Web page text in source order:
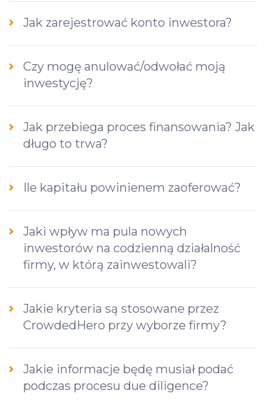
Jak zarejestrować konto inwestora?
Czy mogę anulować/odwołać moją
inwestycję?
Jak przebiega proces finansowania? Jak
długo to trwa?
Ile kapitału powinienem zaoferować?
Jaki wpływ ma pula nowych
inwestorów na codzienną działalność
firmy, w którą zainwestowali?
Jakie kryteria są stosowane przez
CrowdedHero przy wyborze firmy?
Jakie informacje będę musiał podać
podczas procesu due diligence?